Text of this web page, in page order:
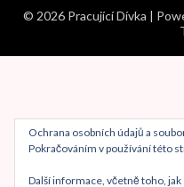
© 2026 Pracující Dívka |
Ochrana osobních údajů a
Pokračováním v používání této
Další informace, včetně toho,